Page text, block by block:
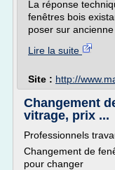
La réponse
fenêtres bois
poser sur ancienne
Lire la suite
Site : http://
Changement
vitrage, prix ...
Professionnels
Changement de
pour changer